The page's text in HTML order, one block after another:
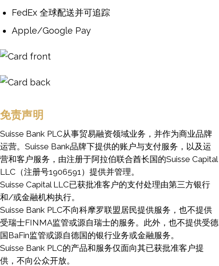
FedEx 全球配送并可追踪
Apple/Google Pay
Image
Image
免责声明
Suisse Bank PLC从事贸易融资领域业务，并作为商业品牌
运营。Suisse Bank品牌下提供的账户与支付服务，以及运
营和客户服务，由注册于阿拉伯联合酋长国的Suisse Capital
LLC（注册号1906591）提供并管理。
Suisse Capital LLC已获批准客户的支付处理由第三方银行
和/或金融机构执行。
Suisse Bank PLC不向科摩罗联盟居民提供服务，也不提供
受瑞士FINMA监管或源自瑞士的服务。此外，也不提供受德
国BaFin监管或源自德国的银行业务或金融服务。
Suisse Bank PLC的产品和服务仅面向其已获批准客户提
供，不向公众开放。